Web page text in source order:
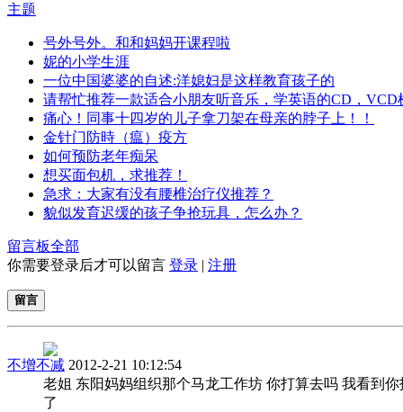
主题
号外号外。和和妈妈开课程啦
妮的小学生涯
一位中国婆婆的自述:洋媳妇是这样教育孩子的
请帮忙推荐一款适合小朋友听音乐，学英语的CD，VCD
痛心！同事十四岁的儿子拿刀架在母亲的脖子上！！
金针门防時（瘟）疫方
如何预防老年痴呆
想买面包机，求推荐！
急求：大家有没有腰椎治疗仪推荐？
貌似发育迟缓的孩子争抢玩具，怎么办？
留言板全部
你需要登录后才可以留言 登录 | 注册
留言
不增不减 2012-2-21 10:12:54
老姐 东阳妈妈组织那个马龙工作坊 你打算去吗 我看到你
了